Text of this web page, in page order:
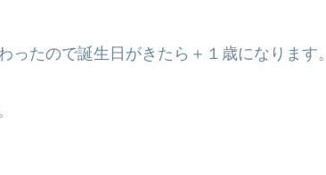
たので誕生日がきたら＋１歳になります。